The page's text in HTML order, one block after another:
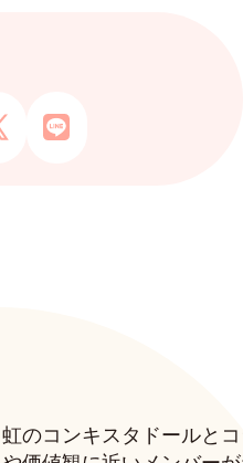
虹のコンキスタドールと